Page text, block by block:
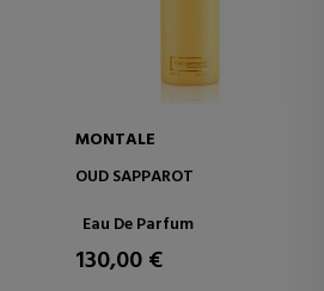
MONTALE
OUD SAPPAROT
Eau De Parfum
130,00 €